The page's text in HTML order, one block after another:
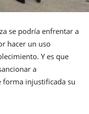
se podría enfrentar a
hacer un uso
Y es que
a
forma injustificada su